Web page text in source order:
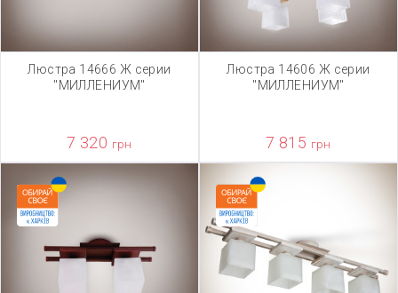
Люстра 14666 Ж серии
"МИЛЛЕНИУМ"
7 320 грн
Люстра 14606 Ж серии
"МИЛЛЕНИУМ"
7 815 грн